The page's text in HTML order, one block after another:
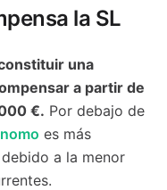
la SL
una
a partir de
€. Por debajo de
es más
a la menor